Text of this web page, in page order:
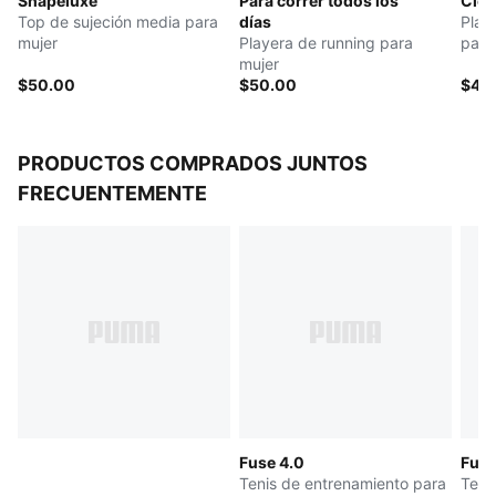
Cuello: redondo
Mangas cortas
Largo: corto
Top de sujeción media para
mujer
$50.00
días
Playera de running para
mujer
$50.00
PRODUCTOS COMPRADOS JUNTOS
FRECUENTEMENTE
Fuse 4.0
Tenis de entrenamiento para